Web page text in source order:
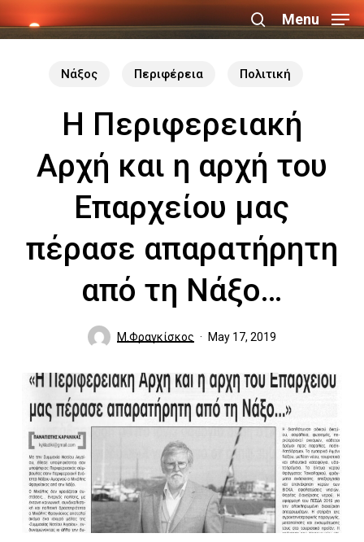
to
search
Menu
Νάξος Περιφέρεια Πολιτική
Η Περιφερειακή
Αρχή και η αρχή του
Επαρχείου μας
πέρασε απαρατήρητη
από τη Νάξο…
Μ.Φραγκίσκος May 17, 2019